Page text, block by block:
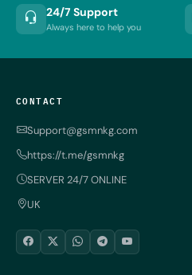
24/7 Support
Always here to help you
CONTACT
Support@gsmnkg.com
https://t.me/gsmnkg
SERVER 24/7 ONLINE
UK